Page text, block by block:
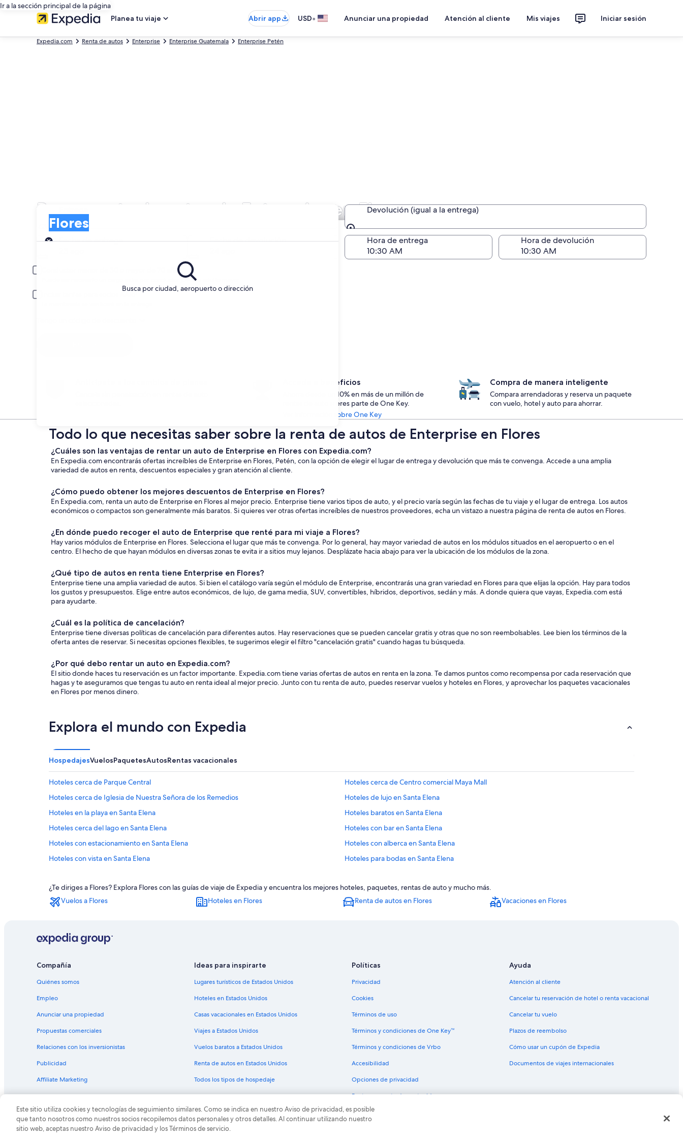
Ir a la sección principal de la página
Planea tu viaje
Abrir app USD• Anunciar una propiedad Atención al cliente Mis viajes Iniciar sesión
Expedia.com Renta de autos Enterprise Enterprise Guatemala Enterprise Petén
Busca renta de autos de Enterprise en Flores
Busca por ciudad, aeropuerto o dirección
Flores
Entrega
Devolución (igual a la entrega)
Devolución (igual a la entrega)
Fecha de entrega
Fecha de devolución
Hora de entrega Hora de devolución
Conductor menor de 30 o mayor de 70 años
Puede ser necesario un cargo extra por conductor joven o adulto mayor.
Accede a beneficios
Ahorra desde un 10% en más de un millón de
rentas de auto si eres parte de One Key.
Ver información sobre One Key
Compra de manera inteligente
Compara arrendadoras y reserva un paquete
con vuelo, hotel y auto para ahorrar.
Todo lo que necesitas saber sobre la renta de autos de Enterprise en Flores
¿Cuáles son las ventajas de rentar un auto de Enterprise en Flores con Expedia.com?
En Expedia.com encontrarás ofertas increíbles de Enterprise en Flores, Petén, con la opción de elegir el lugar de entrega y devolución que más te convenga. Accede a una amplia
variedad de autos en renta, descuentos especiales y gran atención al cliente.
¿Cómo puedo obtener los mejores descuentos de Enterprise en Flores?
En Expedia.com, renta un auto de Enterprise en Flores al mejor precio. Enterprise tiene varios tipos de auto, y el precio varía según las fechas de tu viaje y el lugar de entrega. Los autos
económicos o compactos son generalmente más baratos. Si quieres ver otras ofertas increíbles de nuestros proveedores, echa un vistazo a nuestra página de renta de autos en Flores.
¿En dónde puedo recoger el auto de Enterprise que renté para mi viaje a Flores?
Hay varios módulos de Enterprise en Flores. Selecciona el lugar que más te convenga. Por lo general, hay mayor variedad de autos en los módulos situados en el aeropuerto o en el
centro. El hecho de que hayan módulos en diversas zonas te evita ir a sitios muy lejanos. Desplázate hacia abajo para ver la ubicación de los módulos de la zona.
¿Qué tipo de autos en renta tiene Enterprise en Flores?
Enterprise tiene una amplia variedad de autos. Si bien el catálogo varía según el módulo de Enterprise, encontrarás una gran variedad en Flores para que elijas la opción. Hay para todos
los gustos y presupuestos. Elige entre autos económicos, de lujo, de gama media, SUV, convertibles, híbridos, deportivos, sedán y más. A donde quiera que vayas, Expedia.com está
para ayudarte.
¿Cuál es la política de cancelación?
Enterprise tiene diversas políticas de cancelación para diferentes autos. Hay reservaciones que se pueden cancelar gratis y otras que no son reembolsables. Lee bien los términos de la
oferta antes de reservar. Si necesitas opciones flexibles, te sugerimos elegir el filtro "cancelación gratis" cuando hagas tu búsqueda.
¿Por qué debo rentar un auto en Expedia.com?
El sitio donde haces tu reservación es un factor importante. Expedia.com tiene varias ofertas de autos en renta en la zona. Te damos puntos como recompensa por cada reservación que
hagas y te aseguramos que tengas tu auto en renta ideal al mejor precio. Junto con tu renta de auto, puedes reservar vuelos y hoteles en Flores, y aprovechar los paquetes vacacionales
en Flores por menos dinero.
Explora el mundo con Expedia
HospedajesVuelosPaquetesAutosRentas vacacionales
Hoteles cerca de Parque Central
Hoteles cerca de Centro comercial Maya Mall
Hoteles cerca de Iglesia de Nuestra Señora de los Remedios
Hoteles de lujo en Santa Elena
Hoteles en la playa en Santa Elena
Hoteles baratos en Santa Elena
Hoteles cerca del lago en Santa Elena
Hoteles con bar en Santa Elena
Hoteles con estacionamiento en Santa Elena
Hoteles con alberca en Santa Elena
Hoteles con vista en Santa Elena
Hoteles para bodas en Santa Elena
Hoteles cerca de A. Internacional Mundo Maya
¿Te diriges a Flores? Explora Flores con las guías de viaje de Expedia y encuentra los mejores hoteles, paquetes, rentas de auto y mucho más.
Vuelos a Flores
Hoteles en Flores Renta de autos en Flores Vacaciones en Flores
Compañía
Quiénes somos
Empleo
Anunciar una propiedad
Propuestas comerciales
Relaciones con los inversionistas
Publicidad
Affiliate Marketing
Ideas para inspirarte
Lugares turísticos de Estados Unidos
Hoteles en Estados Unidos
Casas vacacionales en Estados Unidos
Viajes a Estados Unidos
Vuelos baratos a Estados Unidos
Renta de autos en Estados Unidos
Todos los tipos de hospedaje
Políticas
Privacidad
Cookies
Términos de uso
Términos y condiciones de One Key™
Términos y condiciones de Vrbo
Accesibilidad
Opciones de privacidad
Pautas y reporte de contenido
Ayuda
Atención al cliente
Cancelar tu reservación de hotel o renta vacacional
Cancelar tu vuelo
Plazos de reembolso
Cómo usar un cupón de Expedia
Documentos de viajes internacionales
© 2026 Expedia, Inc., una empresa de Expedia Group. Todos los derechos reservados. Expedia y el logo de Expedia son marcas registradas o marcas comerciales de Expedia, Inc. CST# 2029030-50.
Este sitio utiliza cookies y tecnologías de seguimiento similares. Como se indica en nuestro Aviso de privacidad, es posible
que tanto nosotros como nuestros socios recopilemos datos personales y otros detalles. Al continuar utilizando nuestro
sitio web, aceptas nuestro Aviso de privacidad y los Términos de servicio.